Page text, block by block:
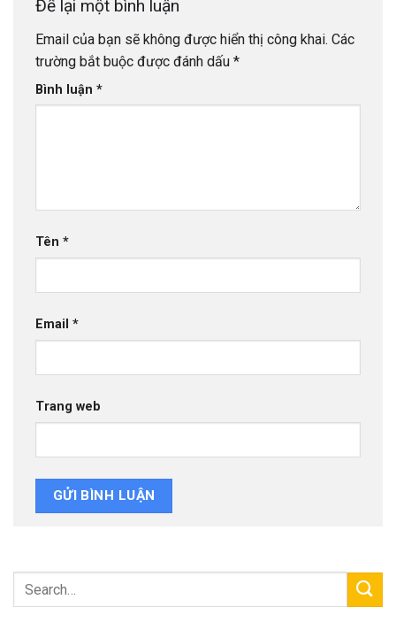
Để lại một bình luận
Email của bạn sẽ không được hiển thị công khai. Các
trường bắt buộc được đánh dấu *
Bình luận *
Tên *
Email *
Trang web